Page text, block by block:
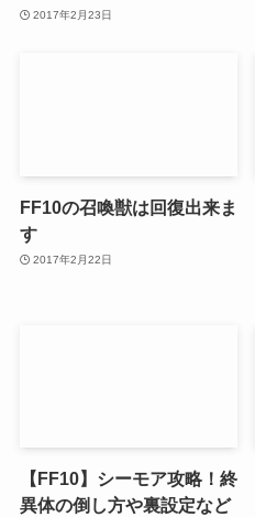
2017年2月23日
FF10の召喚獣は回復出来ま
す
2017年2月22日
【FF10】シーモア攻略！終
異体の倒し方や裏設定など